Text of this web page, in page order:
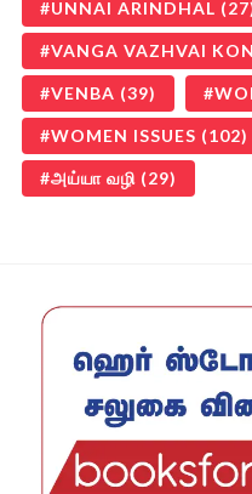
UNNAI ARINDHAL
VANGA VAZHVAI
VENBA (39)
WOMEN ISSUES (102)
அய்யா வழி (29)